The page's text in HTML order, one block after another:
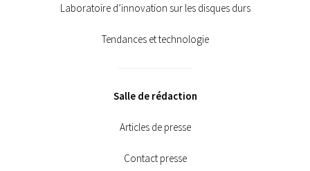
Laboratoire d’innovation sur les disques durs
Tendances et technologie
Salle de rédaction
Articles de presse
Contact presse